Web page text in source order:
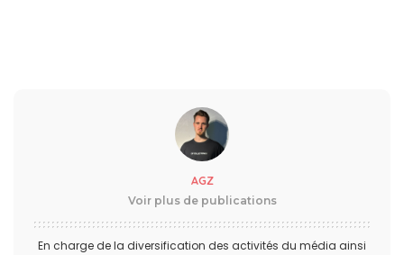
AGZ
Voir plus de publications
En charge de la diversification des activités du média ainsi